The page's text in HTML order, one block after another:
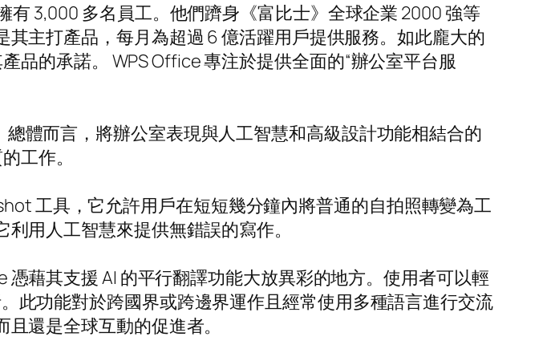
3,000 多名員工。他們躋身《富比士》全球企業 2000 強等
主打產品，每月為超過 6 億活躍用戶提供服務。如此龐大的
品的承諾。 WPS Office 專注於提供全面的“辦公室平台服
體而言，將辦公室表現與人工智慧和高級設計功能相結合的
工作。
工具，它允許用戶在短短幾分鐘內將普通的自拍照轉變為工
用人工智慧來提供無錯誤的寫作。
藉其支援 AI 的平行翻譯功能大放異彩的地方。使用者可以輕
此功能對於跨國界或跨邊界運作且經常使用多種語言進行交流
還是全球互動的促進者。